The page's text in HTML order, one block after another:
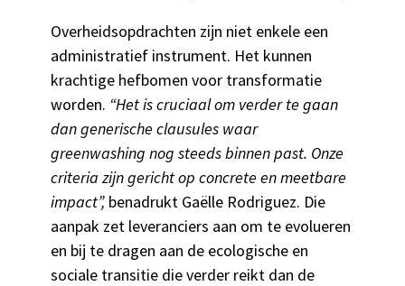
Overheidsopdrachten zijn niet enkele een
administratief instrument. Het kunnen
krachtige hefbomen voor transformatie
worden. “Het is cruciaal om verder te gaan
dan generische clausules waar
greenwashing nog steeds binnen past. Onze
criteria zijn gericht op concrete en meetbare
impact”,benadrukt Gaëlle Rodriguez. Die
aanpak zet leveranciers aan om te evolueren
en bij te dragen aan de ecologische en
sociale transitie die verder reikt dan de